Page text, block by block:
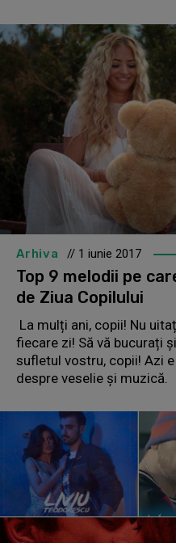
Arhiva // 1 iunie 2017
Top 9 melodii pe
de Ziua Copilului
La mulți ani, copii! Nu
fiecare zi! Să vă bucurați
sufletul vostru, copii! Azi
despre veselie și muzică.